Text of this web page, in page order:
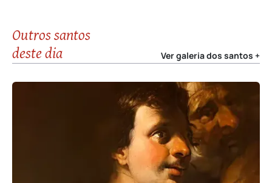
Outros santos
deste dia
Ver galeria dos santos +